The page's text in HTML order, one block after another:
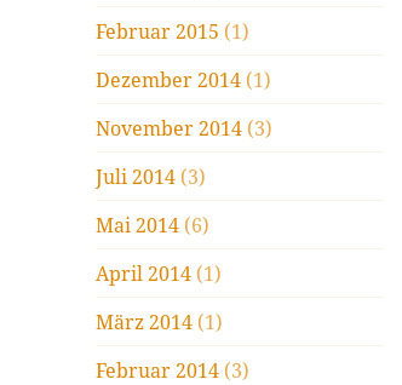
Februar 2015 (1)
Dezember 2014 (1)
November 2014 (3)
Juli 2014 (3)
Mai 2014 (6)
April 2014 (1)
März 2014 (1)
Februar 2014 (3)